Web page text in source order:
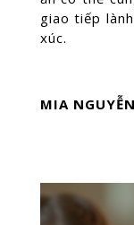
giao tiếp
xúc.
MIA NGUYỄN